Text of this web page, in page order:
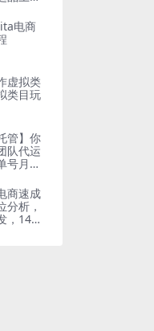
电商
虚拟类
类目玩
管】你
队代运
号月入
商速成
分析，
，14天